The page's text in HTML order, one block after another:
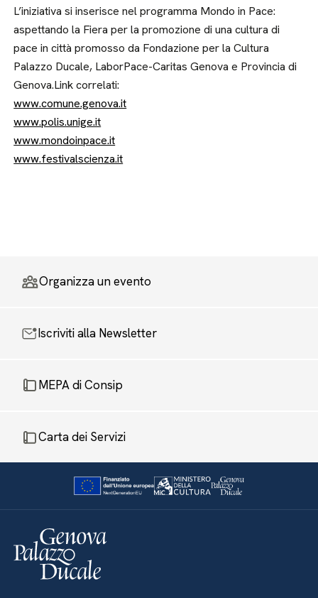
L’iniziativa si inserisce nel programma Mondo in Pace:
aspettando la Fiera per la promozione di una cultura di
pace in città promosso da Fondazione per la Cultura
Palazzo Ducale, LaborPace-Caritas Genova e Provincia di
Genova.Link correlati:
www.comune.genova.it
www.polis.unige.it
www.mondoinpace.it
www.festivalscienza.it
Organizza un evento
Iscriviti alla Newsletter
MEPA di Consip
Carta dei Servizi